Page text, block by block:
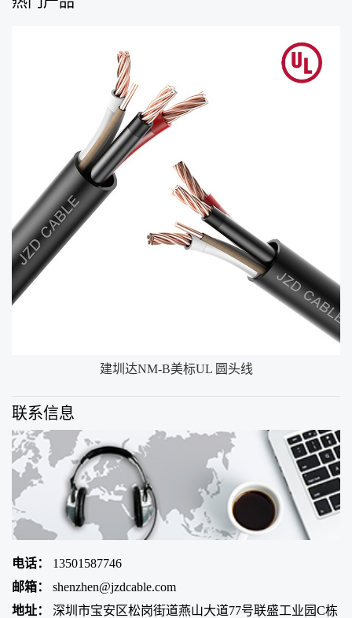
建圳达NM-B美标UL 圆头线
联系信息
电话：
13501587746
邮箱：
shenzhen@jzdcable.com
地址：
深圳市宝安区松岗街道燕山大道77号联盛工业园C栋